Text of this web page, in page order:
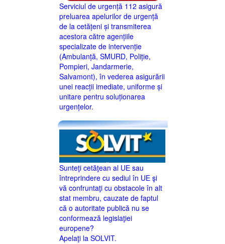
Serviciul de urgență 112 asigură
preluarea apelurilor de urgență
de la cetățeni și transmiterea
acestora către agențiile
specializate de intervenție
(Ambulanță, SMURD, Poliție,
Pompieri, Jandarmerie,
Salvamont), în vederea asigurării
unei reacții imediate, uniforme și
unitare pentru soluționarea
urgențelor.
Sunteţi cetăţean al UE sau
întreprindere cu sediul în UE şi
vă confruntaţi cu obstacole în alt
stat membru, cauzate de faptul
că o autoritate publică nu se
conformează legislaţiei
europene?
Apelaţi la SOLVIT.